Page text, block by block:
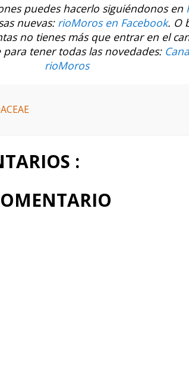
puedes hacerlo siguiéndonos en
nuevas: rioMoros en Facebook. O
no tienes más que entrar en el
tener todas las novedades:
rioMoros
: